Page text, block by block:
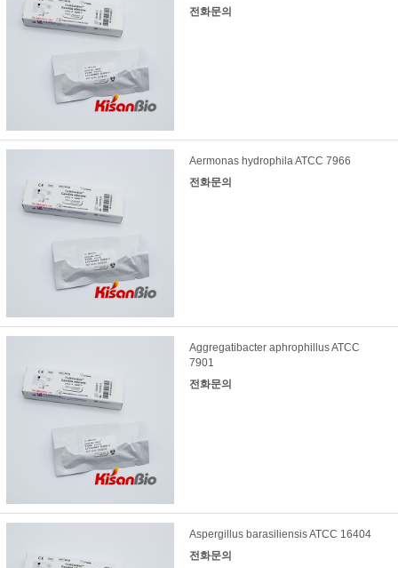
전화문의
Aermonas hydrophila ATCC 7966
전화문의
Aggregatibacter aphrophillus ATCC
7901
전화문의
Aspergillus barasiliensis ATCC 16404
전화문의